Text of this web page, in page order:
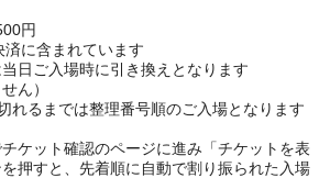
円
に含まれています
日ご入場時に引き換えとなります
ん）
れるまでは整理番号順のご入場となります
ケット確認のページに進み「チケットを表
押すと、先着順に自動で割り振られた入場